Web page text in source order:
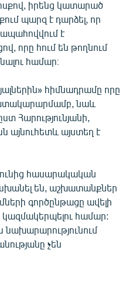
իրենց կատարած
պարզ է դարձել, որ
ապահովվում է
որը հում են թողնում
համար։
հիմնադրամը որը
նաև
Հարությունյանի,
այնուհետև այստեղ է
հասարակական
են, աշխատանքներ
գործընթացը ավելի
համար:
չեն